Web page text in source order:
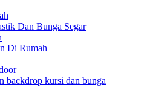
Dan Bunga Segar
Di Rumah
backdrop kursi dan bunga